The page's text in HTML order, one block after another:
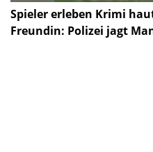
Spieler erleben Krimi
Freundin: Polizei jagt